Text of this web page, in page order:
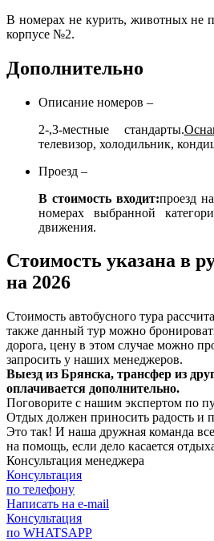
В номерах не курить, животных не
корпусе №2.
Дополнительно
Описание номеров –
2-,3-местные стандарты.
телевизор, холодильник,
Проезд –
В стоимость входит:проезд
номерах выбранной
движения.
Стоимость указана в
на 2026
Стоимость автобусного тура
также данный тур можно
дорога, цену в этом случае можно
запросить у наших менеджеров.
Выезд из Брянска, трансфер из
оплачивается дополнительно.
Поговорите с нашим экспертом по
Отдых должен приносить радость и
Это так! И наша дружная команда
на помощь, если дело касается
Консультация менеджера
Консультация
по телефону
Написать на e-mail
Консультация
по WHATSAPP